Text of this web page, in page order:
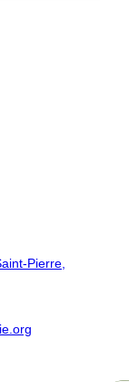
Pierre,